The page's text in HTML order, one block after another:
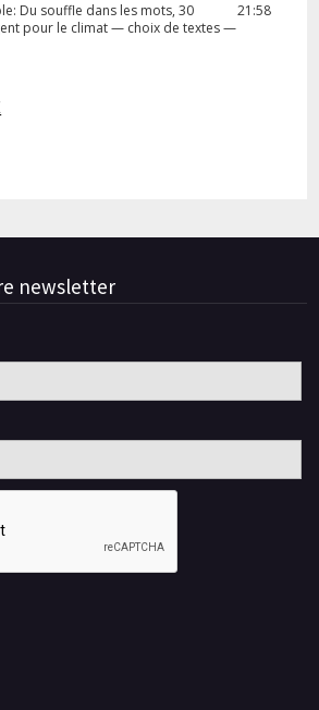
21:58
Du souffle dans les mots, 30
pour le climat — choix de textes —
newsletter